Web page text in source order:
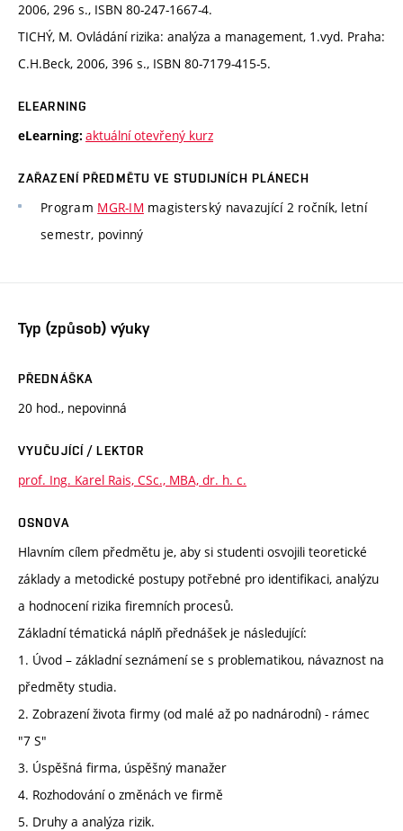
2006, 296 s., ISBN 80-247-1667-4.
TICHÝ, M. Ovládání rizika: analýza a management, 1.vyd. Praha:
C.H.Beck, 2006, 396 s., ISBN 80-7179-415-5.
ELEARNING
eLearning: aktuální otevřený kurz
ZAŘAZENÍ PŘEDMĚTU VE STUDIJNÍCH PLÁNECH
Program MGR-IM magisterský navazující 2 ročník, letní
semestr, povinný
Typ (způsob) výuky
PŘEDNÁŠKA
20 hod., nepovinná
VYUČUJÍCÍ / LEKTOR
prof. Ing. Karel Rais, CSc., MBA, dr. h. c.
OSNOVA
Hlavním cílem předmětu je, aby si studenti osvojili teoretické
základy a metodické postupy potřebné pro identifikaci, analýzu
a hodnocení rizika firemních procesů.
Základní tématická náplň přednášek je následující:
1. Úvod – základní seznámení se s problematikou, návaznost na
předměty studia.
2. Zobrazení života firmy (od malé až po nadnárodní) - rámec
"7 S"
3. Úspěšná firma, úspěšný manažer
4. Rozhodování o změnách ve firmě
5. Druhy a analýza rizik.